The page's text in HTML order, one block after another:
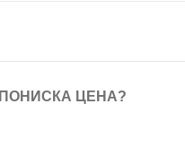
ПОНИСКА ЦЕНА?